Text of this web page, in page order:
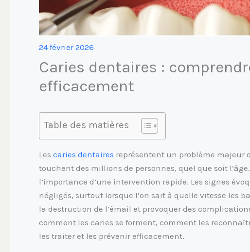
24 février 2026
Caries dentaires :
efficacement
Table des matières
Les caries dentaires représentent un problème majeur
touchent des millions de personnes, quel que soit
l’importance d’une intervention rapide. Les signes
négligés, surtout lorsque l’on sait à quelle vitesse les
la destruction de l’émail et provoquer des
comment les caries se forment, comment les
les traiter et les prévenir efficacement.